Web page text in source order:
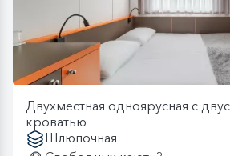
Двухместная одноярусная с
кроватью
Шлюпочная